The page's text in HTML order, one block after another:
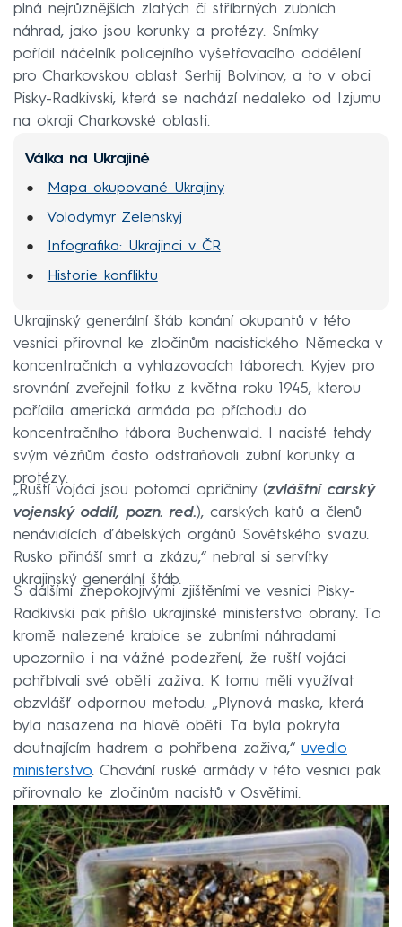
plná nejrůznějších zlatých či stříbrných zubních
náhrad, jako jsou korunky a protézy. Snímky
pořídil náčelník policejního vyšetřovacího oddělení
pro Charkovskou oblast Serhij Bolvinov, a to v obci
Pisky-Radkivski, která se nachází nedaleko od Izjumu
na okraji Charkovské oblasti.
Válka na Ukrajině
Mapa okupované Ukrajiny
Volodymyr Zelenskyj
Infografika: Ukrajinci v ČR
Historie konfliktu
Ukrajinský generální štáb konání okupantů v této
vesnici přirovnal ke zločinům nacistického Německa v
koncentračních a vyhlazovacích táborech. Kyjev pro
srovnání zveřejnil fotku z května roku 1945, kterou
pořídila americká armáda po příchodu do
koncentračního tábora Buchenwald. I nacisté tehdy
svým vězňům často odstraňovali zubní korunky a
protézy.
„Ruští vojáci jsou potomci opričniny (zvláštní carský
vojenský oddíl, pozn. red.), carských katů a členů
nenávidících ďábelských orgánů Sovětského svazu.
Rusko přináší smrt a zkázu,“ nebral si servítky
ukrajinský generální štáb.
S dalšími znepokojivými zjištěními ve vesnici Pisky-
Radkivski pak přišlo ukrajinské ministerstvo obrany. To
kromě nalezené krabice se zubními náhradami
upozornilo i na vážné podezření, že ruští vojáci
pohřbívali své oběti zaživa. K tomu měli využívat
obzvlášť odpornou metodu. „Plynová maska, která
byla nasazena na hlavě oběti. Ta byla pokryta
doutnajícím hadrem a pohřbena zaživa,“ uvedlo
ministerstvo. Chování ruské armády v této vesnici pak
přirovnalo ke zločinům nacistů v Osvětimi.